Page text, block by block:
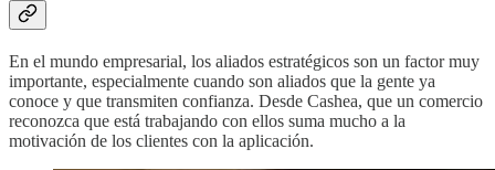
En el mundo empresarial, los aliados estratégicos son un factor muy
importante, especialmente cuando son aliados que la gente ya
conoce y que transmiten confianza. Desde Cashea, que un comercio
reconozca que está trabajando con ellos suma mucho a la
motivación de los clientes con la aplicación.